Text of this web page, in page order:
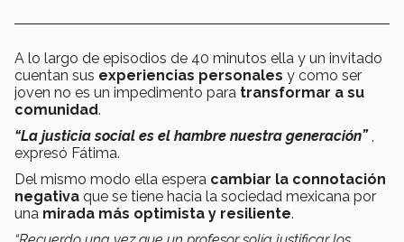
A lo largo de episodios de 40 minutos ella y un invitado
cuentan sus experiencias personales y como ser
joven no es un impedimento para transformar a su
comunidad.
“La justicia social es el hambre nuestra generación”,
expresó Fátima.
Del mismo modo ella espera cambiar la connotación
negativa que se tiene hacia la sociedad mexicana por
una mirada más optimista y resiliente.